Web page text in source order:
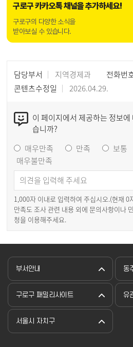
구로구 카카오톡 채널을 추가하세요!
구로구의 다양한 소식을
받아보실 수 있습니다.
담당부서 지역경제과 전화번
콘텐츠수정일
2026.04.29.
이 페이지에서 제공하는 정보
습니까?
매우만족
만족 보통
매우불만족
1,000자 이내로 입력하여 주십시오.(현재 0
만족도 조사 관련 내용 외에 문의사항이나
청을 이용해주세요.
부서안내 동
구로구 패밀리사이트 유
서울시 자치구